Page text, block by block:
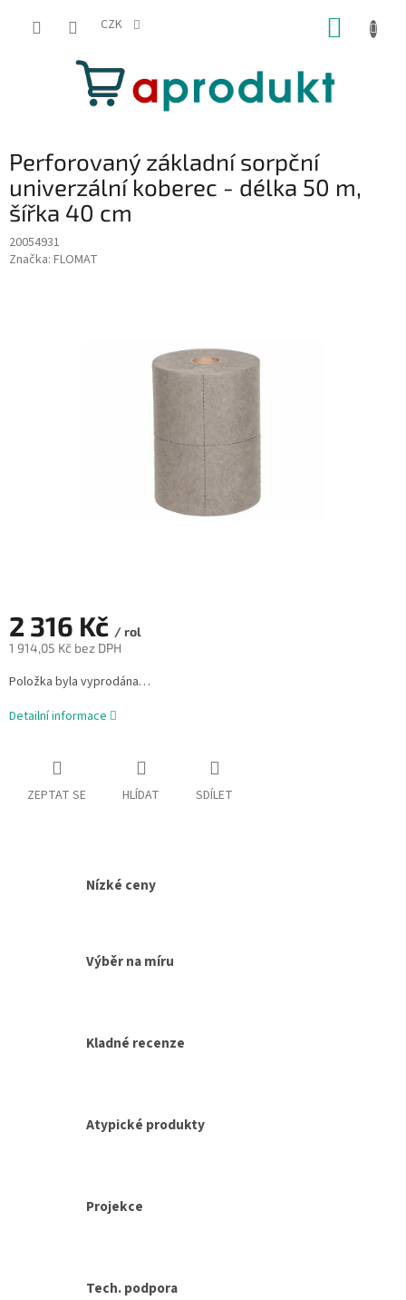
CZK
Perforovaný základní sorpční
univerzální koberec - délka 50 m,
šířka 40 cm
20054931
Značka: FLOMAT
2 316 Kč / rol
1 914,05 Kč bez DPH
Měrná
cena:
Položka byla vyprodána…
Detailní informace
ZEPTAT SE HLÍDAT SDÍLET
Nízké ceny
Výběr na míru
Kladné recenze
Atypické produkty
Projekce
Tech. podpora